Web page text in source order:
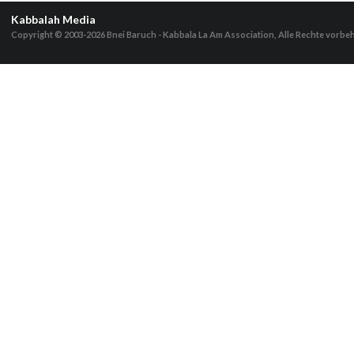
Kabbalah Media
Copyright © 2003-2026Bnei Baruch - Kabbala La Am Association, Alle Rechte